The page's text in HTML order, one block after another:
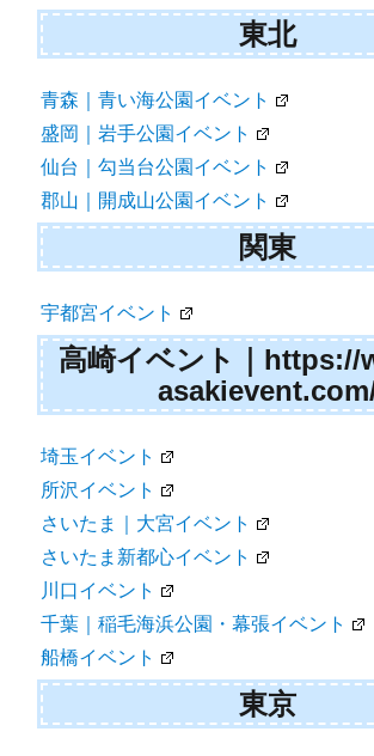
東北
青森｜青い海公園イベント
盛岡｜岩手公園イベント
仙台｜勾当台公園イベント
郡山｜開成山公園イベント
関東
宇都宮イベント
高崎イベント｜https://
埼玉イベント
所沢イベント
さいたま｜大宮イベント
さいたま新都心イベント
川口イベント
千葉｜稲毛海浜公園・幕張イベント
船橋イベント
東京